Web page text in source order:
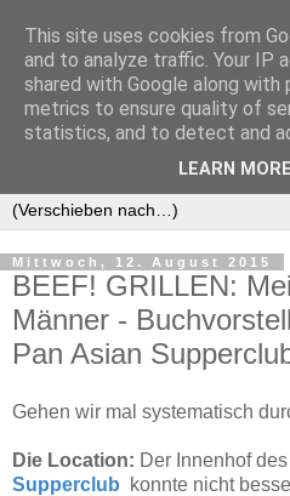
Mittwoch, 12. August 2015
BEEF! GRILLEN:
Männer -
Pan Asian
Gehen wir mal systematisch
Die Location: Der Innenhof des
Supperclub
konnte nicht
This site uses cookies from
and to analyze traffic. Your IP
shared with Google along
metrics to ensure quality of
statistics, and to detect and
LEARN MORE